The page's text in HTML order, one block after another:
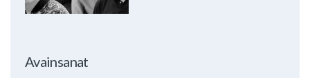
Avainsanat